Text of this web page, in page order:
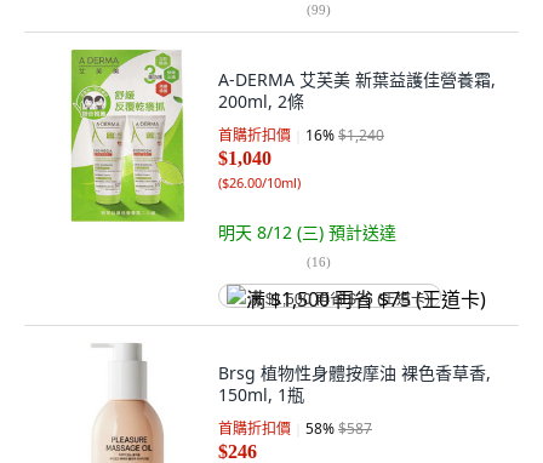
(99)
A-DERMA 艾芙美 新葉益護佳營養霜,
200ml, 2條
首購折扣價 16%$1,240
$1,040
($26.00/10ml)
明天 8/12 (三) 預計送達
(16)
满 $1,500 再省 $75 (王道卡)
Brsg 植物性身體按摩油 裸色香草香,
150ml, 1瓶
首購折扣價 58%$587
$246